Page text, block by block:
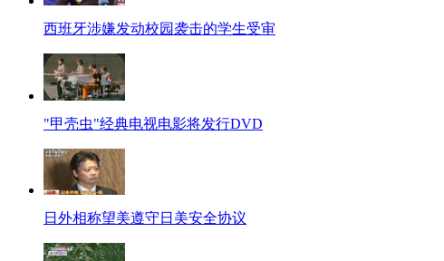
西班牙涉嫌发动校园袭击的学生受审
"甲壳虫"经典电视电影将发行DVD
日外相称望美遵守日美安全协议